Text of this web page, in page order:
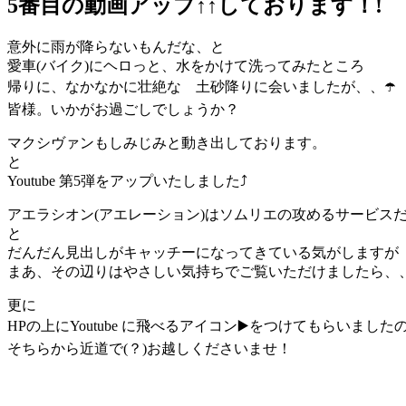
5番目の動画アップ↑↑しております！!
意外に雨が降らないもんだな、と
愛車(バイク)にヘロっと、水をかけて洗ってみたところ
帰りに、なかなかに壮絶な 土砂降りに会いましたが、、☂️
皆様。いかがお過ごしでしょうか？
マクシヴァンもしみじみと動き出しております。
と
Youtube 第5弾をアップいたしました⤴️
アエラシオン(アエレーション)はソムリエの攻めるサービスだ
と
だんだん見出しがキャッチーになってきている気がしますが
まあ、その辺りはやさしい気持ちでご覧いただけましたら、
更に
HPの上にYoutube に飛べるアイコン▶️をつけてもらいました
そちらから近道で(？)お越しくださいませ！